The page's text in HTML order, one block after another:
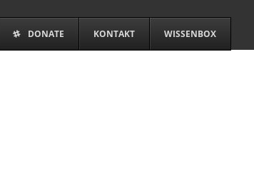
DONATE KONTAKT WISSENBOX